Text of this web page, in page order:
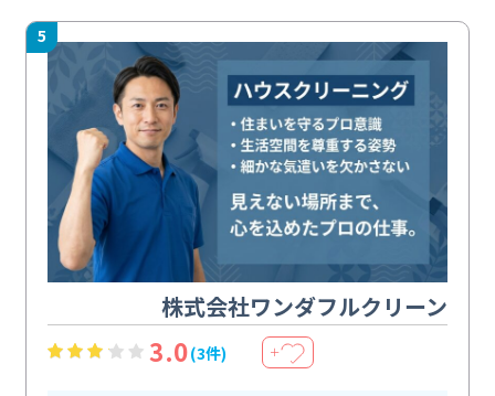
5
株式会社ワンダフルクリーン
3.0(3件) ＋